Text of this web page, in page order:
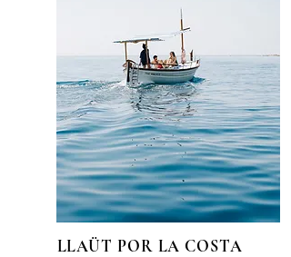
LLAÜT POR LA COSTA